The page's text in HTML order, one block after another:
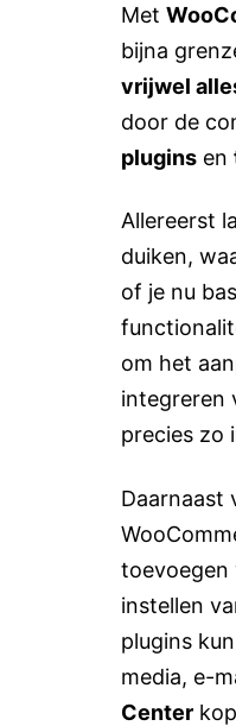
Met
bijna
vrijwel
door de
plugins en
Allereerst
duiken,
of je nu
om het
integreren
precies zo
Daarnaast
toevoegen
instellen
plugins
media, e-
Center